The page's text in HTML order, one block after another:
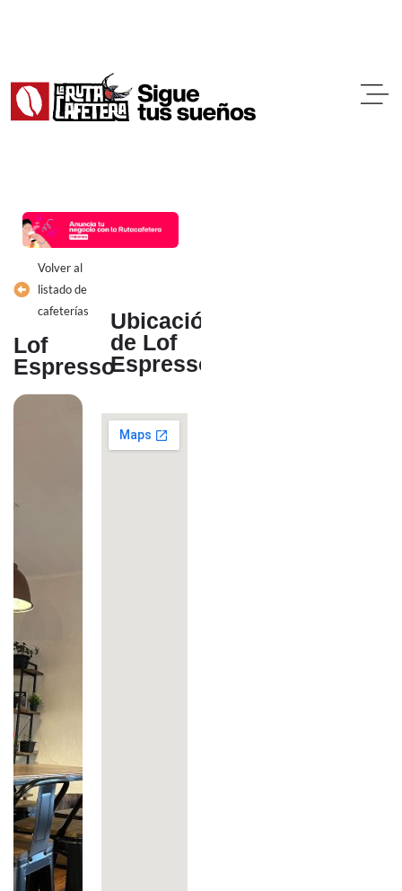
Volver al
listado de
cafeterías
Lof
Espresso
Ubicación
de Lof
Espresso